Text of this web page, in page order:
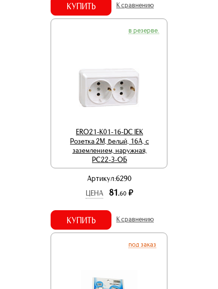
КУПИТЬ К сравнению
в резерве.
ERO21-K01-16-DC IEK
Розетка 2М, белый, 16А, с
заземлением, наружная,
РС22-3-ОБ
Артикул:6290
ЦЕНА
81.60 р.
КУПИТЬ К сравнению
под заказ